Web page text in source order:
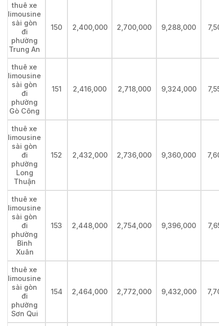
thuê xe
limousine
sài gòn
đi
phường
Trung An
150 2,400,000 2,700,000 9,288,000
thuê xe
limousine
sài gòn
đi
phường
Gò Công
151 2,416,000 2,718,000 9,324,000
thuê xe
limousine
sài gòn
đi
phường
Long
Thuận
152 2,432,000 2,736,000 9,360,000
thuê xe
limousine
sài gòn
đi
phường
Bình
Xuân
153 2,448,000 2,754,000 9,396,000
thuê xe
limousine
sài gòn
đi
phường
Sơn Qui
154 2,464,000 2,772,000 9,432,000